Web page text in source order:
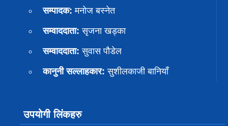
सम्पादक: मनोज बस्नेत
सम्वाददाता: सृजना खड्का
सम्वाददाता: सुवास पाैडेल
कानुनी सल्लाहकार: सुशीलकाजी बानियाँ
उपयोगी लिंकहरु